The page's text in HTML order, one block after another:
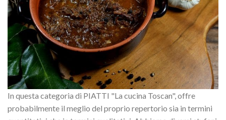
In questa categoria di PIATTI "La cucina Toscan", offre
probabilmente il meglio del proprio repertorio sia in termini